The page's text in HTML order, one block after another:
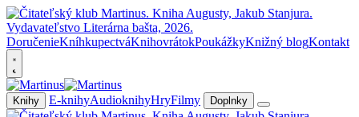
DoručenieKníhkupectváKnihovrátokPoukážkyKnižný blogKontakt
Knihy E-knihyAudioknihyHryFilmy Doplnky